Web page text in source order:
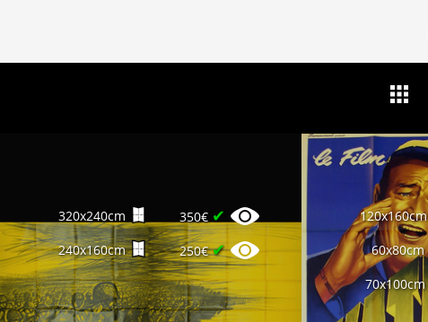
320x240cm 350€ ✔
240x160cm 250€✔
120x160cm
60x80cm
70x100cm